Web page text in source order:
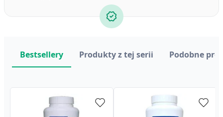
Bestsellery Produkty z tej serii Podobne